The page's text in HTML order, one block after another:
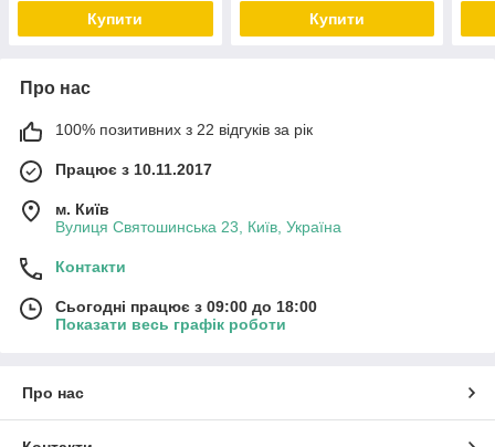
Купити Купити
Про нас
100% позитивних з 22 відгуків за рік
Працює з 10.11.2017
м. Київ
Вулиця Святошинська 23, Київ, Україна
Контакти
Сьогодні працює з 09:00 до 18:00
Показати весь графік роботи
Про нас